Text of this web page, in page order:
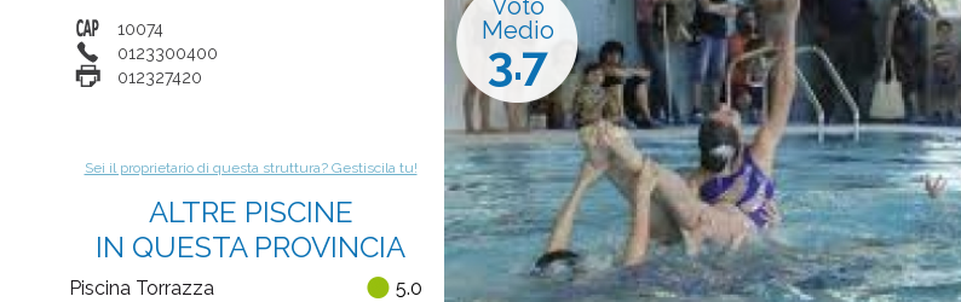
Voto
Medio
3.7
10074
0123300400
012327420
Sei il proprietario di questa struttura? Gestiscila tu!
ALTRE PISCINE
IN QUESTA PROVINCIA
Piscina Torrazza
5.0